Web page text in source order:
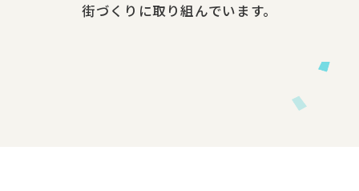
街づくりに​取り組んでいます。​